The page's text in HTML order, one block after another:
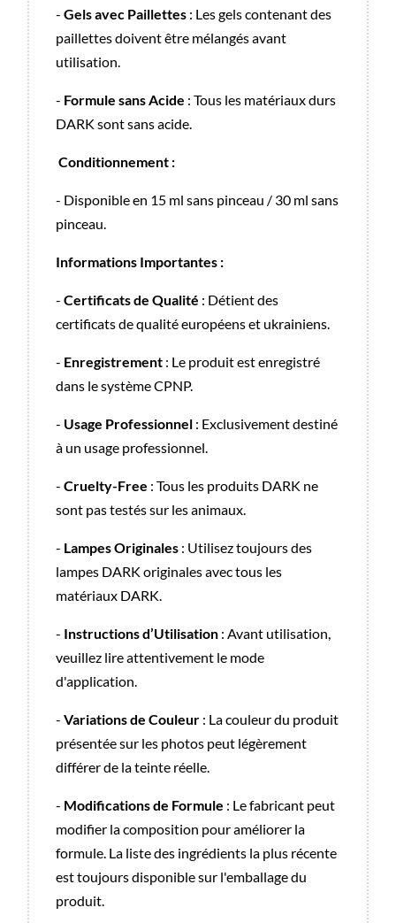
- Gels avec Paillettes : Les gels contenant des
paillettes doivent être mélangés avant
utilisation.
- Formule sans Acide : Tous les matériaux durs
DARK sont sans acide.
Conditionnement :
- Disponible en 15 ml sans pinceau / 30 ml sans
pinceau.
Informations Importantes :
- Certificats de Qualité : Détient des
certificats de qualité européens et ukrainiens.
- Enregistrement : Le produit est enregistré
dans le système CPNP.
- Usage Professionnel : Exclusivement destiné
à un usage professionnel.
- Cruelty-Free : Tous les produits DARK ne
sont pas testés sur les animaux.
- Lampes Originales : Utilisez toujours des
lampes DARK originales avec tous les
matériaux DARK.
- Instructions d’Utilisation : Avant utilisation,
veuillez lire attentivement le mode
d'application.
- Variations de Couleur : La couleur du produit
présentée sur les photos peut légèrement
différer de la teinte réelle.
- Modifications de Formule : Le fabricant peut
modifier la composition pour améliorer la
formule. La liste des ingrédients la plus récente
est toujours disponible sur l'emballage du
produit.